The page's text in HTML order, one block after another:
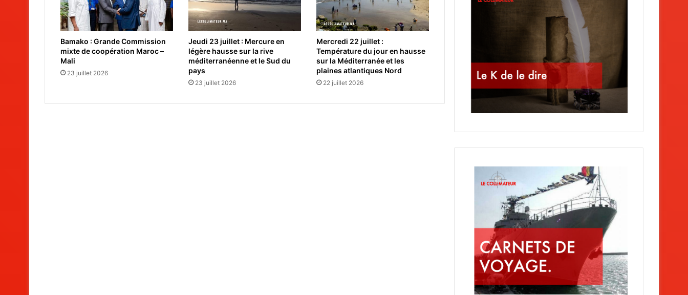
Bamako : Grande Commission
mixte de coopération Maroc –
Mali
23 juillet 2026
Jeudi 23 juillet : Mercure en
légère hausse sur la rive
méditerranéenne et le Sud du
pays
23 juillet 2026
Mercredi 22 juillet :
Température du jour en hausse
sur la Méditerranée et les
plaines atlantiques Nord
22 juillet 2026